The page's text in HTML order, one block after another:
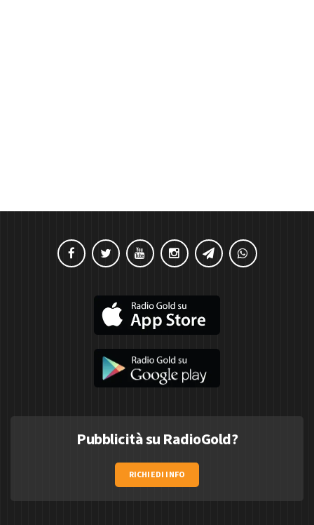
Pubblicità su RadioGold?
RICHIEDI INFO